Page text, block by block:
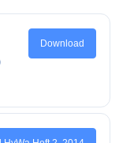
Download